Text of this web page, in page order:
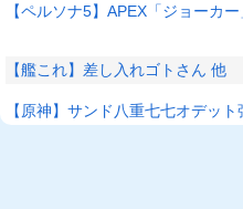
【ペルソナ5】APEX「ジョーカ
【艦これ】差し入れゴトさん 他
【原神】サンド八重七七オデッ